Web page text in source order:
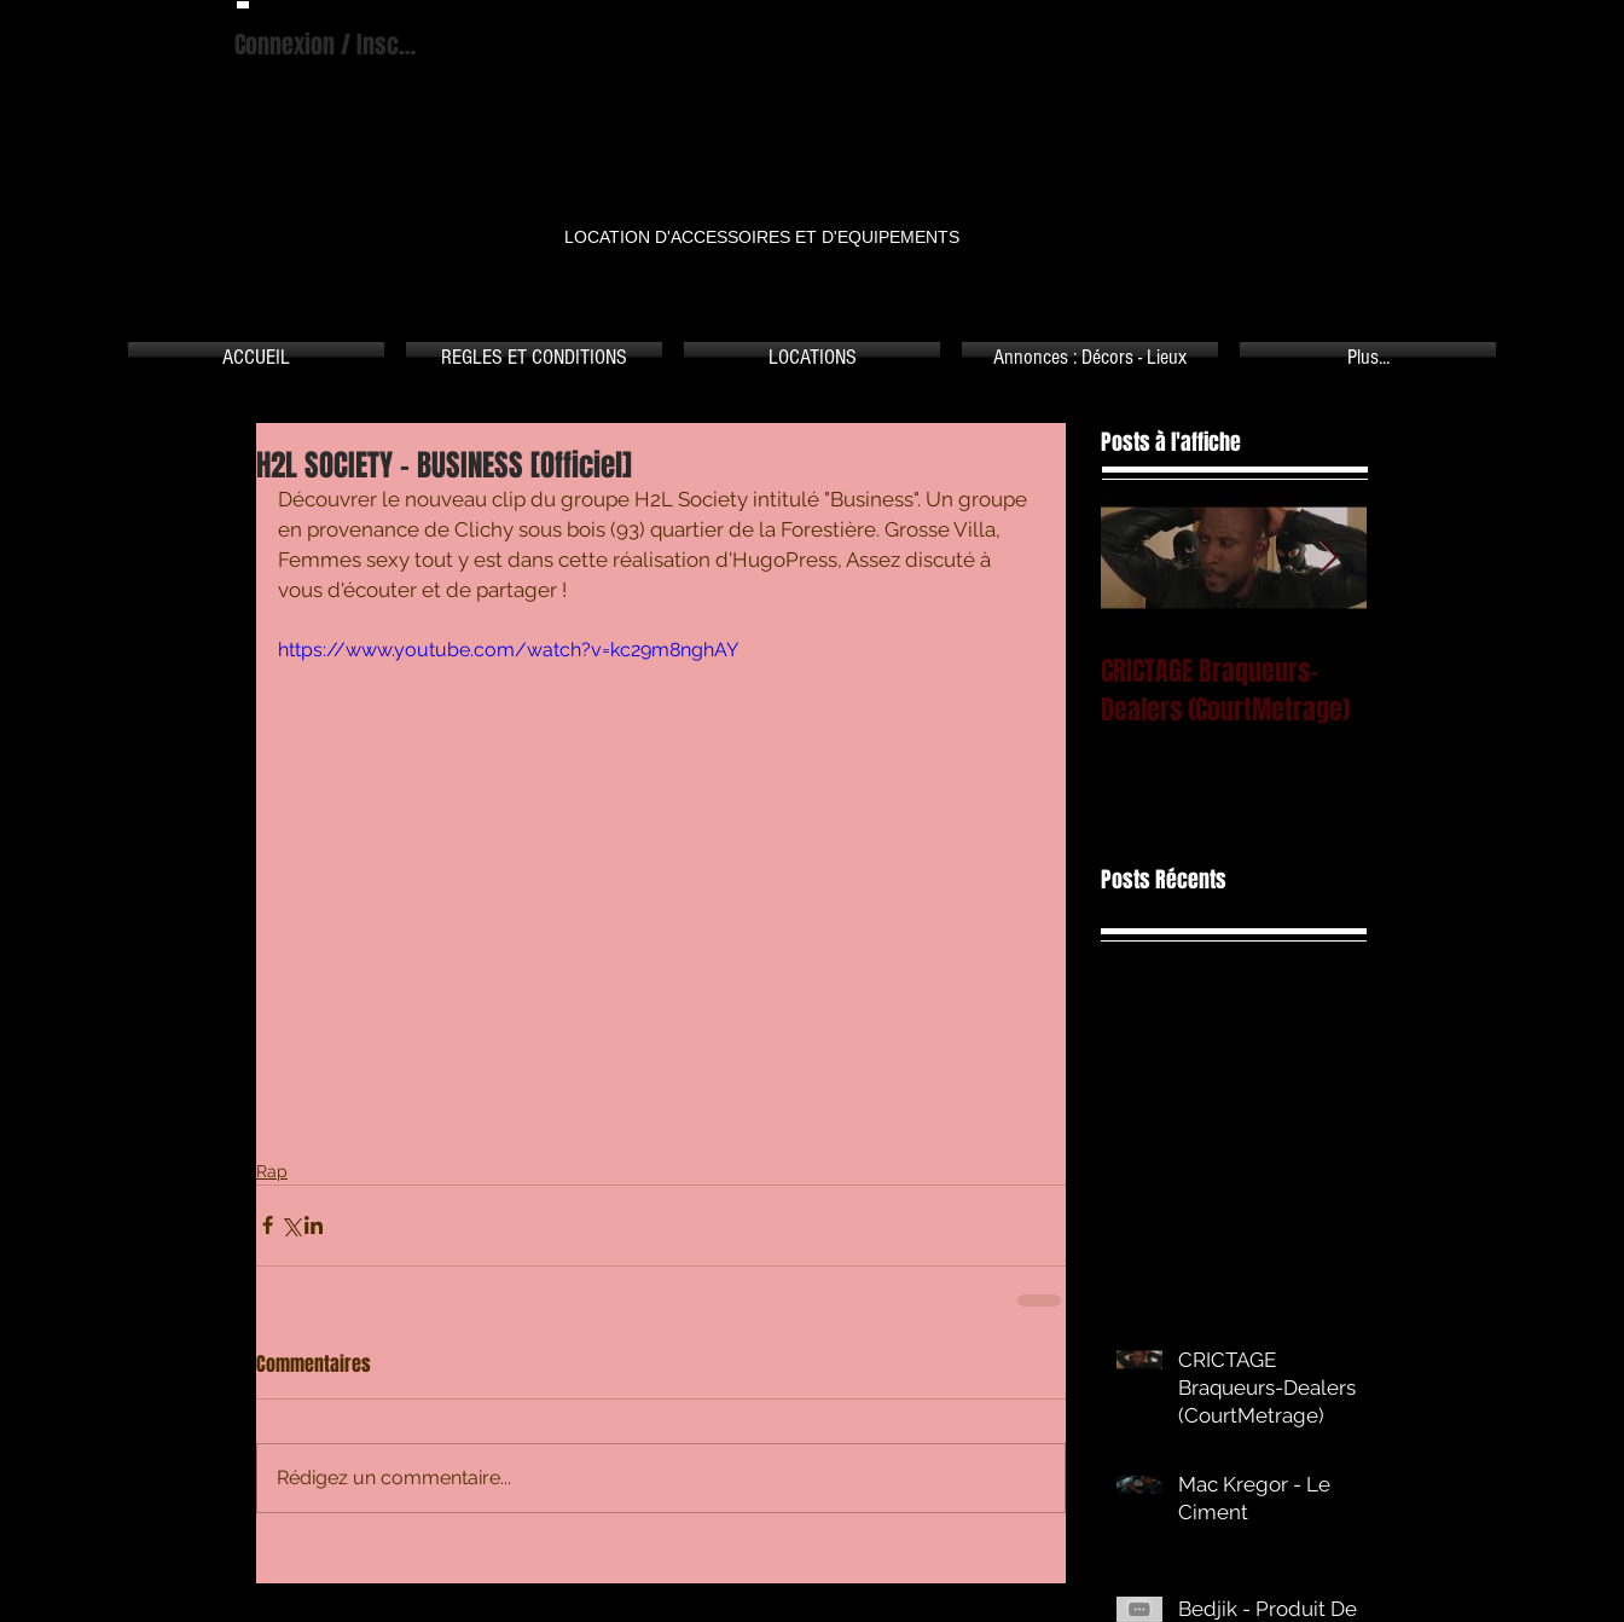
Connexion / Inscription
LOCATION D'ACCESSOIRES ET D'EQUIPEMENTS
ACCUEIL REGLES ET CONDITIONS LOCATIONS Annonces : Décors - Lieux Plus...
H2L SOCIETY - BUSINESS [Officiel]
Découvrer le nouveau clip du groupe H2L Society intitulé "Business". Un groupe
en provenance de Clichy sous bois (93) quartier de la Forestière. Grosse Villa,
Femmes sexy tout y est dans cette réalisation d'HugoPress, Assez discuté à
vous d'écouter et de partager !
https://www.youtube.com/watch?v=kc29m8nghAY
Rap
Commentaires
Rédigez un commentaire...
Posts à l'affiche
CRICTAGE Braqueurs-
Dealers (CourtMetrage)
Posts Récents
CRICTAGE
Braqueurs-Dealers
(CourtMetrage)
Mac Kregor - Le
Ciment
Bedjik - Produit De